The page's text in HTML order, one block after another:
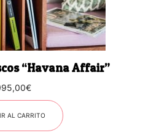
“Havana Affair”
€
AL CARRITO